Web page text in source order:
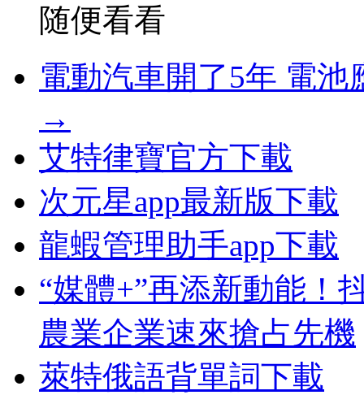
随便看看
電動汽車開了5年 電
→
艾特律寶官方下載
次元星app最新版下載
龍蝦管理助手app下載
“媒體+”再添新動能！
農業企業速來搶占先機
萊特俄語背單詞下載